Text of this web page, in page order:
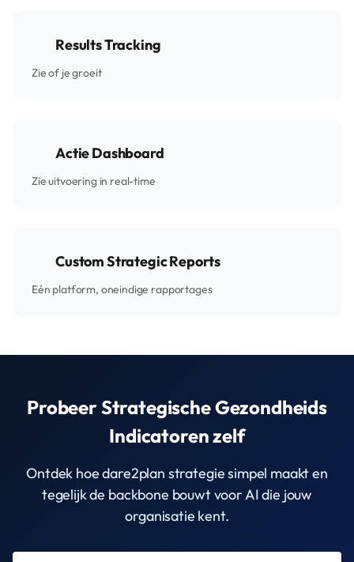
Results Tracking
Zie of je groeit
Actie Dashboard
Zie uitvoering in real-time
Custom Strategic Reports
Eén platform, oneindige rapportages
Probeer Strategische Gezondheids
Indicatoren zelf
Ontdek hoe dare2plan strategie simpel maakt en
tegelijk de backbone bouwt voor AI die jouw
organisatie kent.